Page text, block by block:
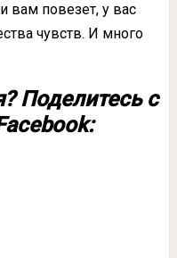
вам повезет, у вас
чувств. И много
Поделитесь с